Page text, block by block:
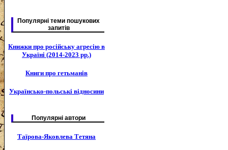
Популярні теми пошукових
запитів
Книжки про російську агресію в
Україні (2014-2023 рр.)
Книги про гетьманів
Українсько-польські відносини
Популярні автори
Таїрова-Яковлева Тетяна